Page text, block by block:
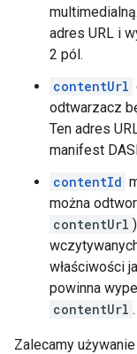
adres URL i
2 pól.
contentUrl
odtwarzacz
Ten adres
manifest
contentId
można
contentUrl
właściwości
powinna
contentUrl .
Zalecamy używanie